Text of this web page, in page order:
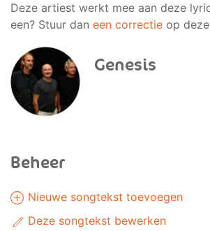
Deze artiest werkt mee aan deze
een? Stuur dan een correctie op
Genesis
Beheer
Nieuwe songtekst toevoegen
Deze songtekst bewerken